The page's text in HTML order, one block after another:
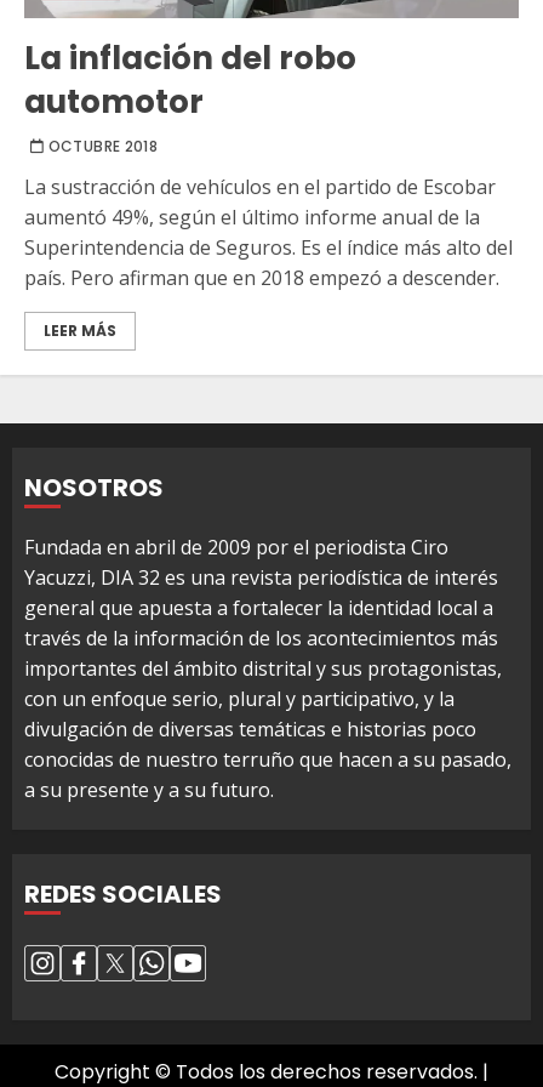
La inflación del robo
automotor
OCTUBRE 2018
La sustracción de vehículos en el partido de Escobar
aumentó 49%, según el último informe anual de la
Superintendencia de Seguros. Es el índice más alto del
país. Pero afirman que en 2018 empezó a descender.
LEER MÁS
NOSOTROS
Fundada en abril de 2009 por el periodista Ciro
Yacuzzi, DIA 32 es una revista periodística de interés
general que apuesta a fortalecer la identidad local a
través de la información de los acontecimientos más
importantes del ámbito distrital y sus protagonistas,
con un enfoque serio, plural y participativo, y la
divulgación de diversas temáticas e historias poco
conocidas de nuestro terruño que hacen a su pasado,
a su presente y a su futuro.
REDES SOCIALES
Copyright © Todos los derechos reservados. |